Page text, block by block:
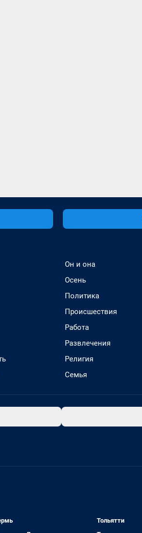
Он и она
Осень
Политика
Происшествия
Работа
Развлечения
Религия
Семья
Тольятти